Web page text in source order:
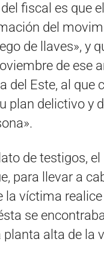
fiscal es que
del
de llaves», y
de ese
del Este, al
plan delictivo y
de testigos,
para llevar a
la víctima
se
planta alta de la